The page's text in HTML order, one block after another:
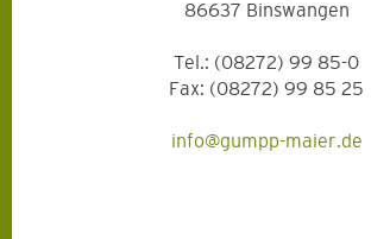
86637 Binswangen
Tel.: (08272) 99 85-0
Fax: (08272) 99 85 25
info@gumpp-maier.de